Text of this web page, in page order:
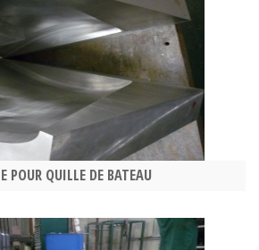
POUR QUILLE DE BATEAU